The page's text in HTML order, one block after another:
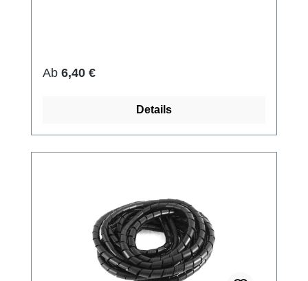
Regulärer Preis:
Ab 6,40 €
Details